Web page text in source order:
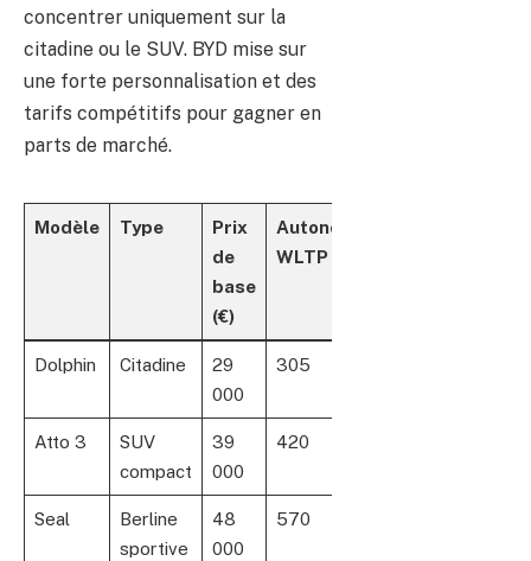
concentrer uniquement sur la
citadine ou le SUV. BYD mise sur
une forte personnalisation et des
tarifs compétitifs pour gagner en
parts de marché.
Modèle Type
Prix
de
base
(€)
Autonomie
WLTP (km)
Dolphin Citadine
29
000
305
Atto 3
SUV
compact
39
000
420
Seal
Berline
sportive
48
000
570